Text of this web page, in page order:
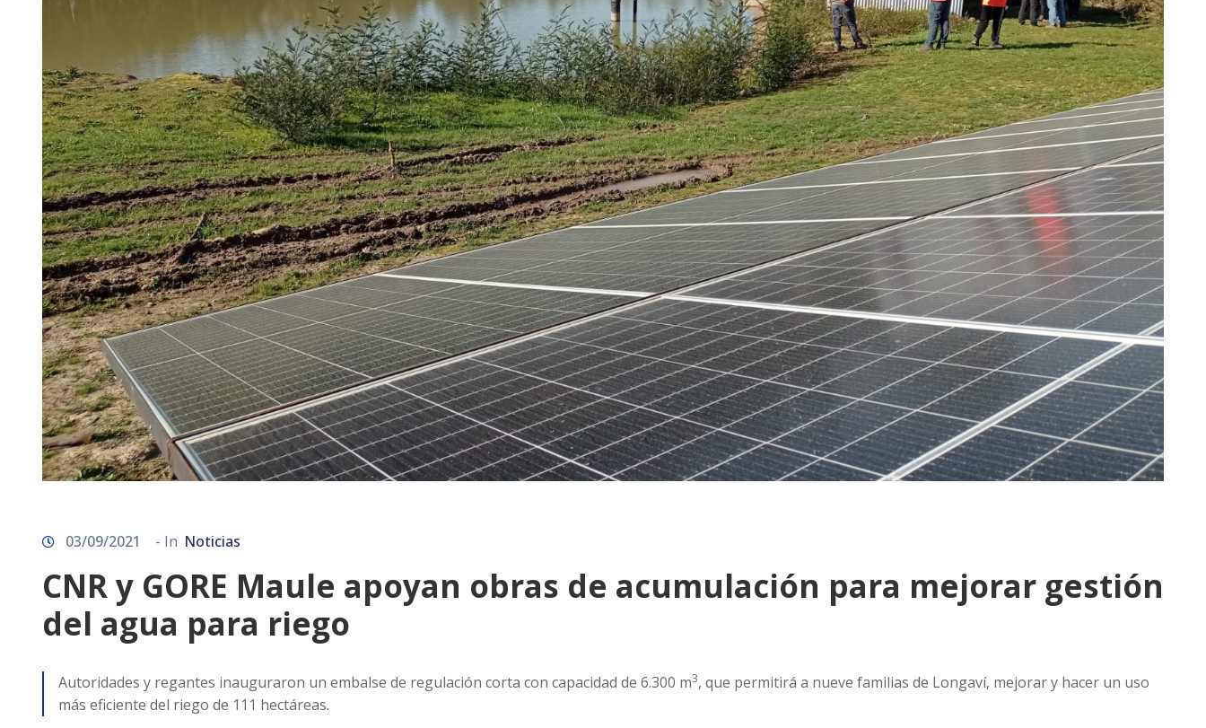
03/09/2021 - In Noticias
CNR y GORE Maule apoyan obras de acumulación para mejorar gestión
del agua para riego
Autoridades y regantes inauguraron un embalse de regulación corta con capacidad de 6.300 m3, que permitirá a nueve familias de Longaví, mejorar y hacer un uso
más eficiente del riego de 111 hectáreas.